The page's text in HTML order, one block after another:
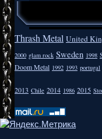
Thrash Metal United
2000 glam rock Sweden 1998
Doom Metal 1992 1993 portugal
2013 Chile 2014 1986 2015